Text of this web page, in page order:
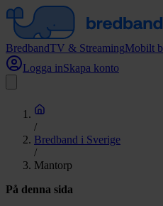
BredbandTV & StreamingMobilt
Logga inSkapa konto
/
Bredband i Sverige
/
Mantorp
På denna sida